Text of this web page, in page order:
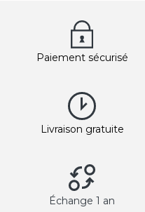
Paiement sécurisé
Livraison gratuite
Échange 1 an